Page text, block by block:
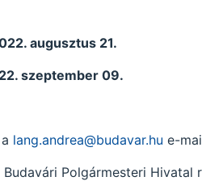
augusztus 21.
szeptember 09.
lang.andrea@budavar.hu e-
Polgármesteri Hivatal